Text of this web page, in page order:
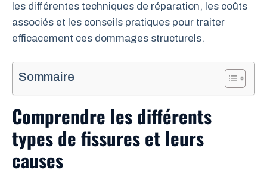
les différentes techniques de réparation, les coûts
associés et les conseils pratiques pour traiter
efficacement ces dommages structurels.
Sommaire
Comprendre les différents
types de fissures et leurs
causes